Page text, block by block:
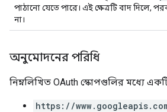
পাঠানো যেতে পারে। এই ক্ষেত্রটি বাদ দিলে,
না।
অনুমোদনের পরিধি
নিম্নলিখিত OAuth স্কোপগুলির মধ্যে
https://